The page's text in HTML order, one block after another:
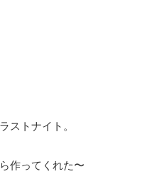
トナイト。
作ってくれた〜